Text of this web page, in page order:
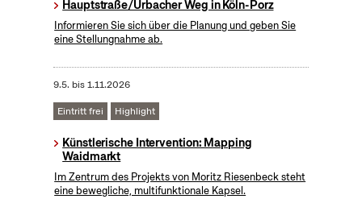
Hauptstraße/Urbacher Weg in Köln-Porz
Informieren Sie sich über die Planung und geben Sie
eine Stellungnahme ab.
9.5. bis1.11.2026
Eintritt frei Highlight
Künstlerische Intervention: Mapping
Waidmarkt
Im Zentrum des Projekts von Moritz Riesenbeck steht
eine bewegliche, multifunktionale Kapsel.